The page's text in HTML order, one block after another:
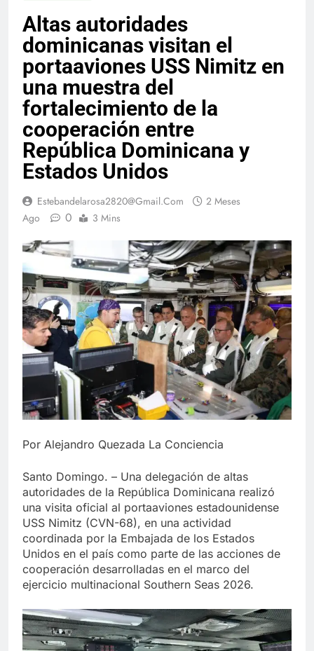
Altas autoridades
dominicanas visitan el
portaaviones USS Nimitz en
una muestra del
fortalecimiento de la
cooperación entre
República Dominicana y
Estados Unidos
Estebandelarosa2820@gmail.com
2 Meses
Ago
0 3 Mins
Por Alejandro Quezada La Conciencia
Santo Domingo. – Una delegación de altas
autoridades de la República Dominicana realizó
una visita oficial al portaaviones estadounidense
USS Nimitz (CVN-68), en una actividad
coordinada por la Embajada de los Estados
Unidos en el país como parte de las acciones de
cooperación desarrolladas en el marco del
ejercicio multinacional Southern Seas 2026.